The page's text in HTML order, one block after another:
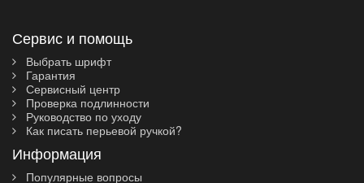
Сервис и помощь
Выбрать шрифт
Гарантия
Сервисный центр
Проверка подлинности
Руководство по уходу
Как писать перьевой ручкой?
Информация
Популярные вопросы